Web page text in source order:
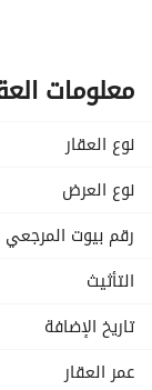
معلومات
نوع العقار
نوع العرض
رقم بيوت المرجعي
التأثيث
تاريخ الإضافة
عمر العقار